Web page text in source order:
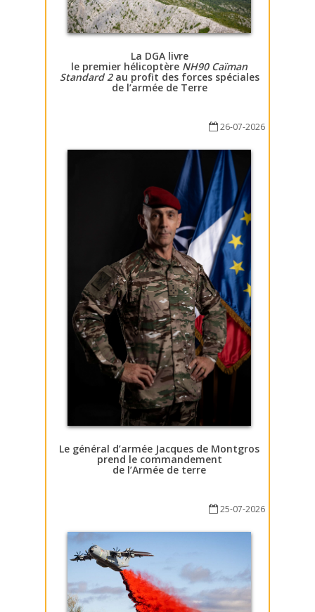
La DGA livre
le premier hélicoptère NH90 Caïman
Standard 2au profit des forces spéciales
de l’armée de Terre
26-07-2026
Le général d’armée Jacques de Montgros
prend le commandement
de l’Armée de terre
25-07-2026